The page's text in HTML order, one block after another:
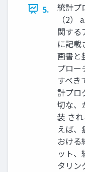
5.
統計プ
（2）
関する
に記載
画書と
プロー
すべき
計プロ
切な、
装 さ
えば、
おける
ット
タリン